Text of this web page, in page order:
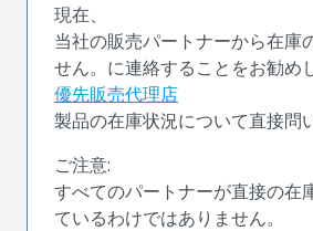
現在、
当社の販売パートナーから在庫
せん。に連絡することをお勧め
優先販売代理店
製品の在庫状況について直接問
ご注意:
すべてのパートナーが直接の在
ているわけではありません。